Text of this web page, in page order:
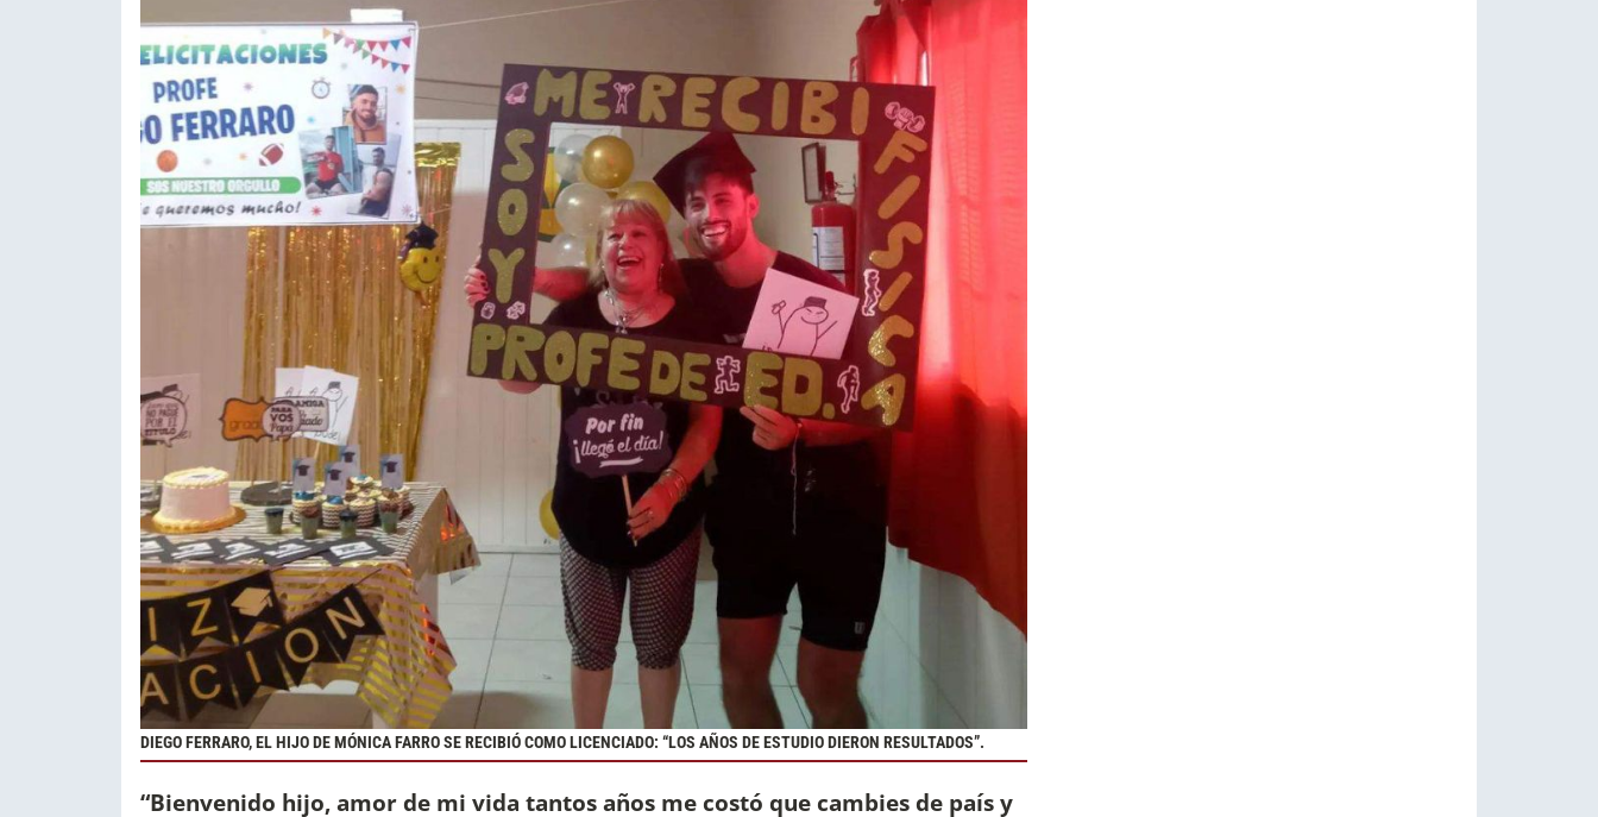
DIEGO FERRARO, EL HIJO DE MÓNICA FARRO SE RECIBIÓ COMO LICENCIADO: “LOS AÑOS DE ESTUDIO DIERON RESULTADOS”.
“Bienvenido hijo, amor de mi vida tantos años me costó que cambies de país y